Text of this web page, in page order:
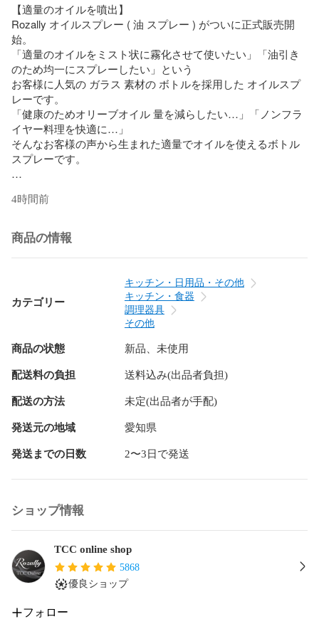
【適量のオイルを噴出】
Rozally オイルスプレー ( 油 スプレー ) がついに正式販売開
始。
「適量のオイルをミスト状に霧化させて使いたい」「油引き
のため均一にスプレーしたい」という
お客様に人気の ガラス 素材の ボトルを採用した オイルスプ
レーです。
「健康のためオリーブオイル 量を減らしたい…」「ノンフラ
イヤー料理を快適に…」
そんなお客様の声から生まれた適量でオイルを使えるボトル
スプレーです。
様々なメーカーから キッチン 用品として
”など
ボトル型のオイル用品 が日本製/中国製など様々に販売されて
いますが、
Rozallyの オイルスプレー は”こだわり”が一味違います。
「液だれ防止の設計」で汚さずに使え、
「1プッシュ大さじ0.1杯」と定量でオリーブオイルなど使う
【フルカラー説明書が付属！】
本製品には初めて使う方でも安心して使用いただけるよう、
オイルスプレーが活躍する料理~お手入れの仕方の説明書を付
ガラス製の素材で洗いやすいモデルのため、
オイルボトル オイルミスト 霧吹き 油ポット
ガラス ガラス製 油 オリーブオイル 調理油 調理オイル
料理用 食用 製菓用 油 スプレー 油スプレー
漏れ防止 液だれしない 液だれ防止 ストスプレー
キャンプ キッチン用品 油さし オイル差し
オイルポット 便利グッズ オイルスプレーノンフライヤー
ノンフライヤー ノンフライヤー用 ガラスボトル
醤油スプレー 醤油 詰め替え容器 詰め替え
4時間前
商品の情報
カテゴリー
キッチン・日用品・その他
キッチン・食器
調理器具
その他
商品の状態 新品、未使用
配送料の負担 送料込み(出品者負担)
配送の方法 未定(出品者が手配)
発送元の地域 愛知県
発送までの日数 2〜3日で発送
ショップ情報
TCC online shop
5868
優良ショップ
フォロー